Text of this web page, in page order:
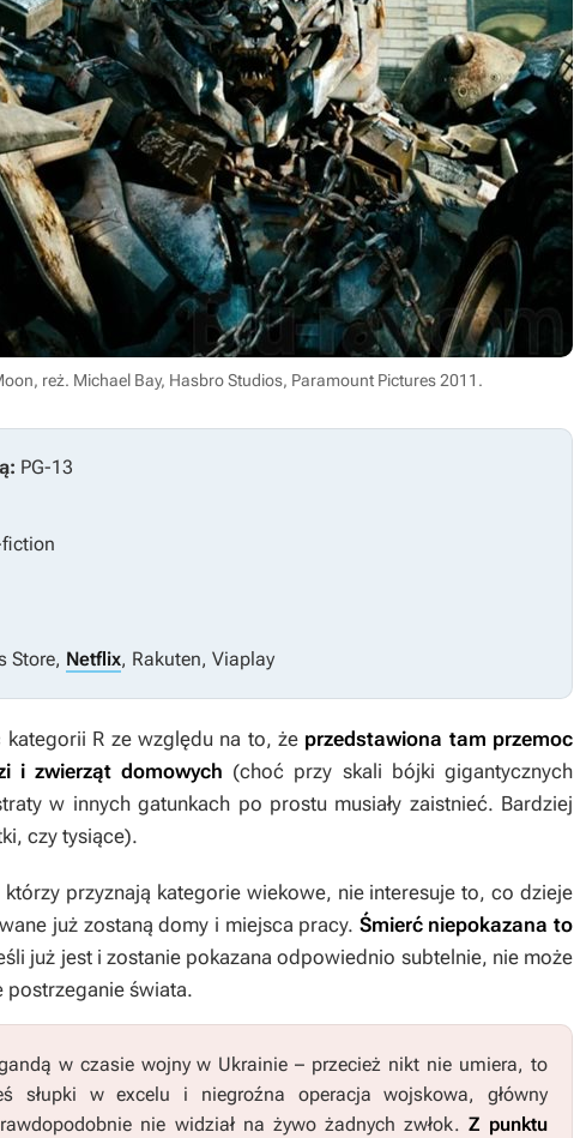
reż. Michael Bay, Hasbro Studios, Paramount Pictures 2011.
PG-13
Store, Netflix, Rakuten, Viaplay
kategorii R ze względu na to, że przedstawiona tam przemoc
i zwierząt domowych (choć przy skali bójki gigantycznych
w innych gatunkach po prostu musiały zaistnieć. Bardziej
czy tysiące).
przyznają kategorie wiekowe, nie interesuje to, co dzieje
już zostaną domy i miejsca pracy. Śmierć niepokazana to
już jest i zostanie pokazana odpowiednio subtelnie, nie może
postrzeganie świata.
w czasie wojny w Ukrainie – przecież nikt nie umiera, to
słupki w excelu i niegroźna operacja wojskowa, główny
nie widział na żywo żadnych zwłok. Z punktu